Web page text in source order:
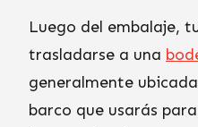
Luego del embalaje,
trasladarse a una
generalmente
barco que usarás